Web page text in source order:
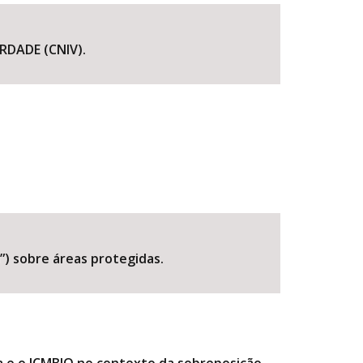
(CNIV).
sobre áreas protegidas.